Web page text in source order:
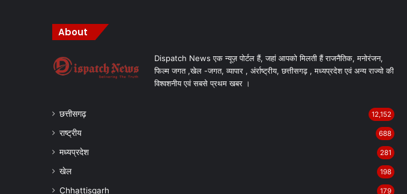
About
Dispatch News एक न्यूज़ पोर्टल हैं, जहां आपको मिलती हैं राजनैतिक, मनोरंजन,
फिल्म जगत ,खेल -जगत, व्यापार , अंर्राष्ट्रीय, छत्तीसगढ़ , मध्यप्रदेश एवं अन्य राज्यो की
विश्वशनीय एवं सबसे प्रथम खबर ।
छत्तीसगढ़ 12,152
राष्ट्रीय 688
मध्यप्रदेश 281
खेल 198
Chhattisgarh 179